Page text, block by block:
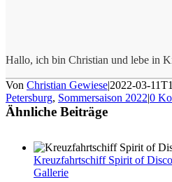
Hallo, ich bin Christian und lebe in
Von Christian Gewiese|2022-03-
Petersburg, Sommersaison 2022|0
Ähnliche Beiträge
Kreuzfahrtschiff Spirit of
Gallerie